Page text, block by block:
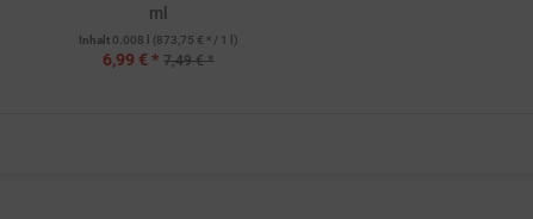
ml
Inhalt 0.008 l (873,75 € * / 1 l)
6,99 € * 7,49 € *